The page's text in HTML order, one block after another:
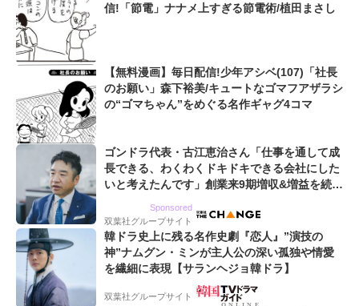
信!「節電」ナナメ上すぎる節電術/植田まさし
【無料漫画】毎日配信!少年アシベ(107)「社長
のお願い」森下裕美/キュートなゴマフアザラシ
の“ゴマちゃん”をめぐる名作ギャグ4コマ
ゴンドラ代表・古江恵治さん「仕事を通して成
長できる、わくわくドキドキできる会社にした
いと考えたんです」創業来9期増収&増益を続け
Sponsored
双葉社グループサイト
韓ドラ史上に残る名作史劇『恋人』”演技の
神”ナムグン・ミンが主人公の深い孤独や情愛
を繊細に表現【サランヘジョ韓ドラ】
双葉社グループサイト